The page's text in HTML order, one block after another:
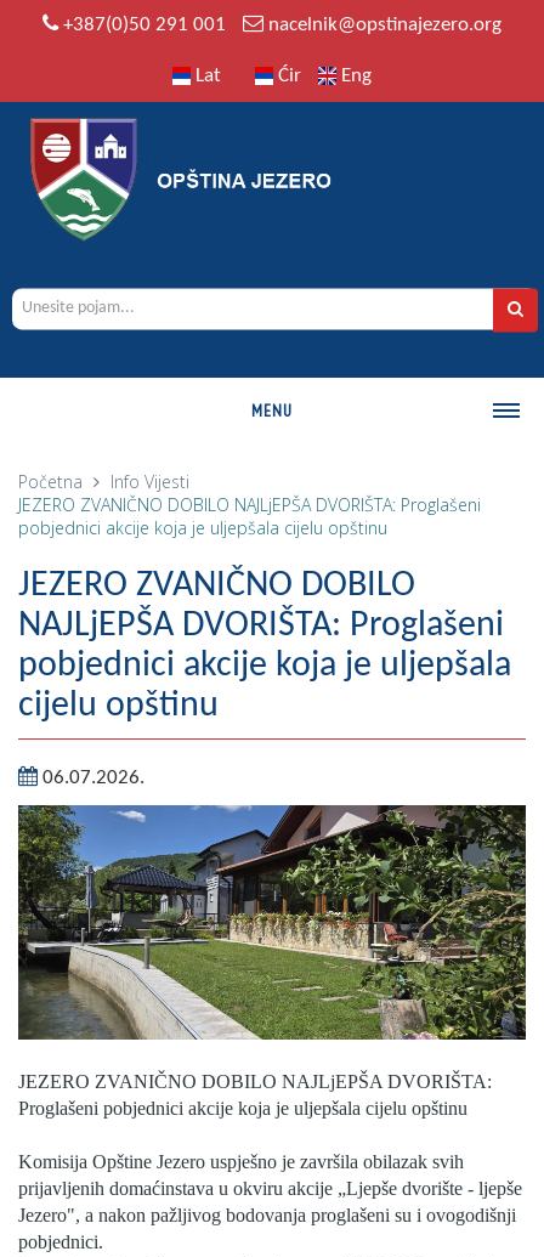
+387(0)50 291 001 nacelnik@opstinajezero.org
Lat Ćir Eng
MENU
Istorija
Geografija
Naseljena mjesta
Zanimljivosti
Fotogalerija
NAČELNIK
O Načelniku
Zamjenik načelnika
Izvještaj o radu načelnika
SKUPŠTINA
Skupštinsko vijeće opštine jezero
Sastav Skupštine
Službeni Glasnici
Početna Info Vijesti
JEZERO ZVANIČNO DOBILO NAJLjEPŠA DVORIŠTA: Proglašeni
pobjednici akcije koja je uljepšala cijelu opštinu
JEZERO ZVANIČNO DOBILO
NAJLjEPŠA DVORIŠTA: Proglašeni
pobjednici akcije koja je uljepšala
cijelu opštinu
06.07.2026.
JEZERO ZVANIČNO DOBILO NAJLjEPŠA DVORIŠTA:
Proglašeni pobjednici akcije koja je uljepšala cijelu opštinu
Komisija Opštine Jezero uspješno je završila obilazak svih
prijavljenih domaćinstava u okviru akcije „Ljepše dvorište - ljepše
Jezero", a nakon pažljivog bodovanja proglašeni su i ovogodišnji
pobjednici.